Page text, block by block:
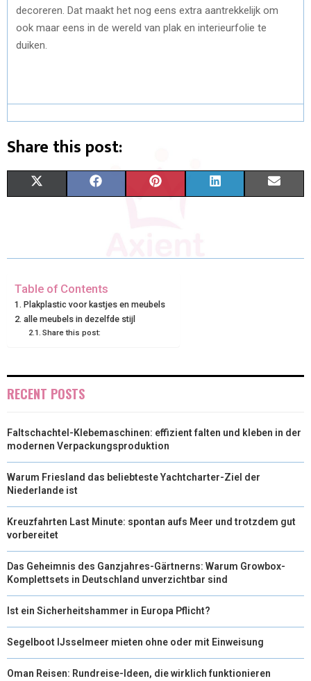
decoreren. Dat maakt het nog eens extra aantrekkelijk om
ook maar eens in de wereld van plak en interieurfolie te
duiken.
Share this post:
W
T
T
E
O
T K I
Table of Contents
Plakplastic voor kastjes en meubels
alle meubels in dezelfde stijl
Share this post:
RECENT POSTS
Faltschachtel-Klebemaschinen: effizient falten und kleben in der
modernen Verpackungsproduktion
Warum Friesland das beliebteste Yachtcharter-Ziel der
Niederlande ist
Kreuzfahrten Last Minute: spontan aufs Meer und trotzdem gut
vorbereitet
Das Geheimnis des Ganzjahres-Gärtnerns: Warum Growbox-
Komplettsets in Deutschland unverzichtbar sind
Ist ein Sicherheitshammer in Europa Pflicht?
Segelboot IJsselmeer mieten ohne oder mit Einweisung
Oman Reisen: Rundreise-Ideen, die wirklich funktionieren